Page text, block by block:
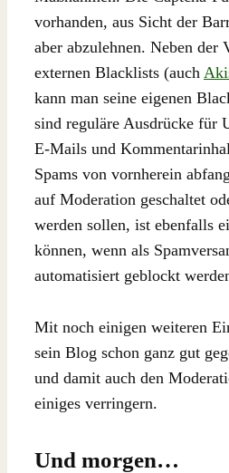
vorhanden, aus Sicht der
aber abzulehnen. Neben der
externen Blacklists (auch
kann man seine eigenen
sind reguläre Ausdrücke für
E-Mails und
Spams von vornherein
auf Moderation geschaltet
werden sollen, ist ebenfalls
können, wenn als
automatisiert geblockt
Mit noch einigen weiteren
sein Blog schon ganz gut
und damit auch den
einiges verringern.
Und morgen…